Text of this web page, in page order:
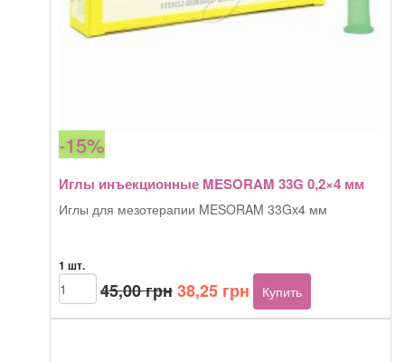
-15%
Иглы инъекционные MESORAM 33G 0,2×4 мм
Иглы для мезотерапии MESORAM 33Gx4 мм
1 шт.
45,00грнПервоначальная
цена
38,25 грнТекущая
цена:
Количество
товара
Иглы
Купить